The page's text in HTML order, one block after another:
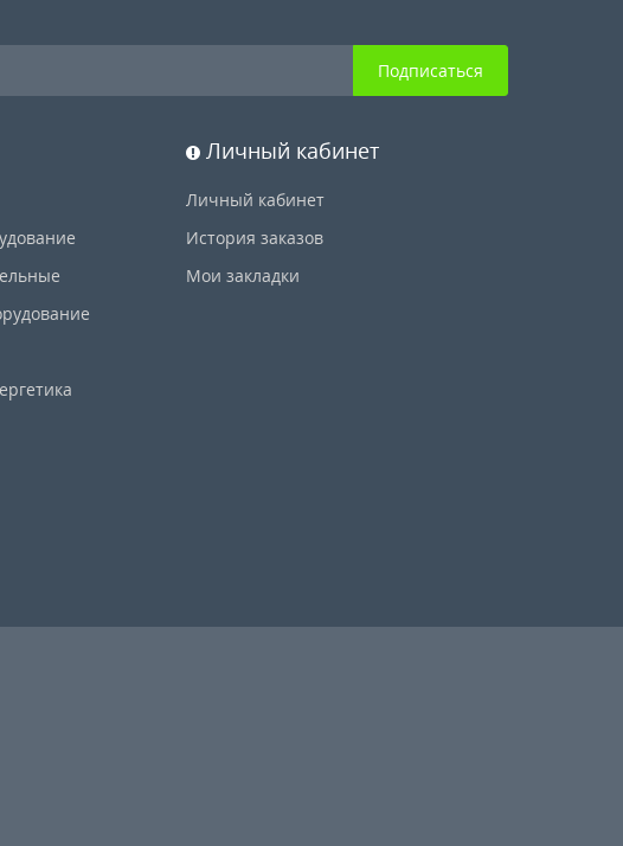
Подписаться
Личный кабинет
Личный кабинет
История заказов
Мои закладки